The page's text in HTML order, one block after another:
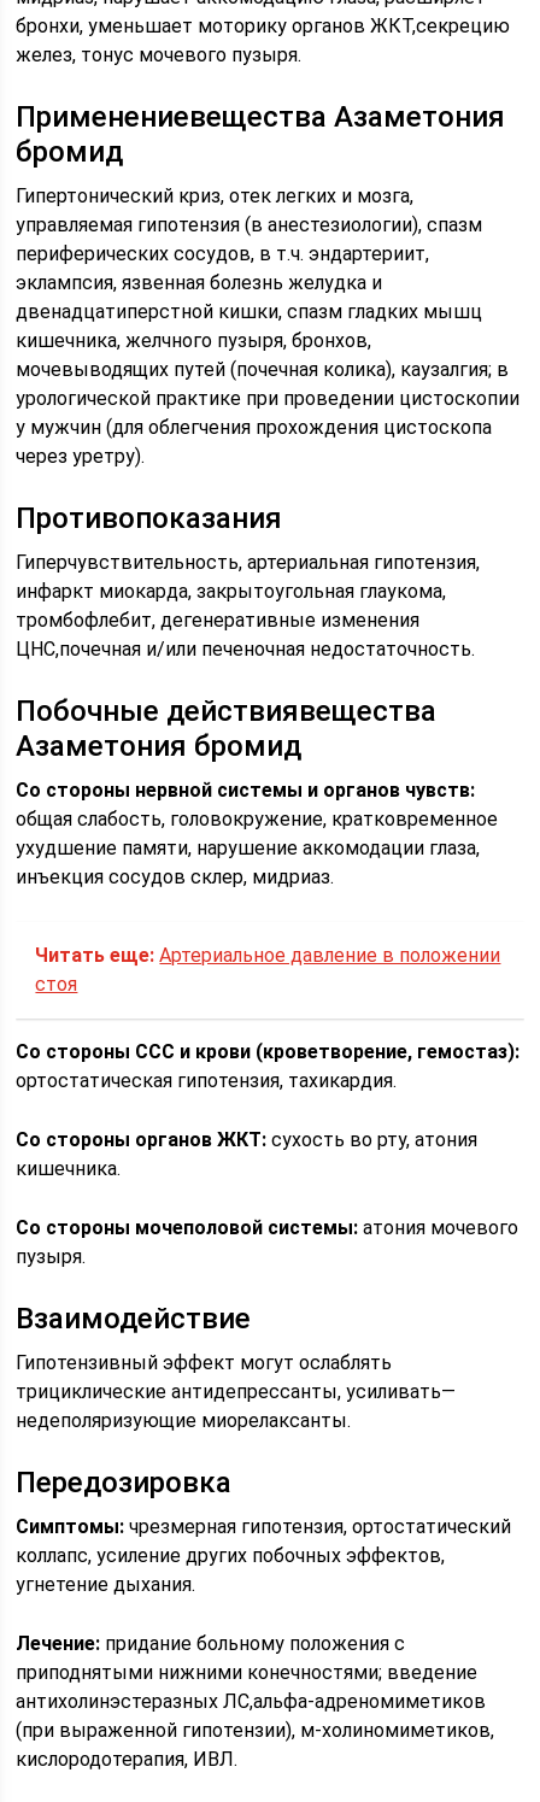
бронхи, уменьшает моторику органов ЖКТ,секрецию
желез, тонус мочевого пузыря.
Применениевещества Азаметония
бромид
Гипертонический криз, отек легких и мозга,
управляемая гипотензия (в анестезиологии), спазм
периферических сосудов, в т.ч. эндартериит,
эклампсия, язвенная болезнь желудка и
двенадцатиперстной кишки, спазм гладких мышц
кишечника, желчного пузыря, бронхов,
мочевыводящих путей (почечная колика), каузалгия; в
урологической практике при проведении цистоскопии
у мужчин (для облегчения прохождения цистоскопа
через уретру).
Противопоказания
Гиперчувствительность, артериальная гипотензия,
инфаркт миокарда, закрытоугольная глаукома,
тромбофлебит, дегенеративные изменения
ЦНС,почечная и/или печеночная недостаточность.
Побочные действиявещества
Азаметония бромид
Со стороны нервной системы и органов чувств:
общая слабость, головокружение, кратковременное
ухудшение памяти, нарушение аккомодации глаза,
инъекция сосудов склер, мидриаз.
Читать еще: Артериальное давление в положении
стоя
Со стороны ССС и крови (кроветворение, гемостаз):
ортостатическая гипотензия, тахикардия.
Со стороны органов ЖКТ: сухость во рту, атония
кишечника.
Со стороны мочеполовой системы: атония мочевого
пузыря.
Взаимодействие
Гипотензивный эффект могут ослаблять
трициклические антидепрессанты, усиливать—
недеполяризующие миорелаксанты.
Передозировка
Симптомы: чрезмерная гипотензия, ортостатический
коллапс, усиление других побочных эффектов,
угнетение дыхания.
Лечение: придание больному положения с
приподнятыми нижними конечностями; введение
антихолинэстеразных ЛС,альфа-адреномиметиков
(при выраженной гипотензии), м-холиномиметиков,
кислородотерапия, ИВЛ.